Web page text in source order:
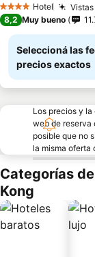
4 EstrellasHotel
8,2 Muy bueno
Seleccioná las
precios exactos
Los precios y
web de reserva
posible que no
la misma oferta
Categorías
Kong